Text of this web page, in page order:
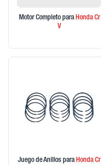
Motor Completo paraHondaCr
V
Juego de Anillos paraHondaCr